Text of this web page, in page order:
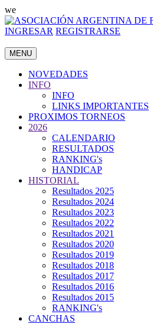
we
INGRESAR REGISTRARSE
MENU
NOVEDADES
INFO
INFO
LINKS IMPORTANTES
PROXIMOS TORNEOS
2026
CALENDARIO
RESULTADOS
RANKING's
HANDICAP
HISTORIAL
Resultados 2025
Resultados 2024
Resultados 2023
Resultados 2022
Resultados 2021
Resultados 2020
Resultados 2019
Resultados 2018
Resultados 2017
Resultados 2016
Resultados 2015
RANKING's
CANCHAS